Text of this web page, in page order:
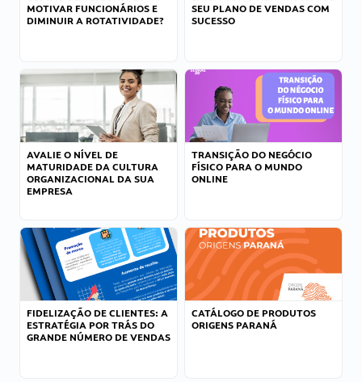
MOTIVAR FUNCIONÁRIOS E
DIMINUIR A ROTATIVIDADE?
SEU PLANO DE VENDAS COM
SUCESSO
AVALIE O NÍVEL DE
MATURIDADE DA CULTURA
ORGANIZACIONAL DA SUA
EMPRESA
TRANSIÇÃO DO NEGÓCIO
FÍSICO PARA O MUNDO
ONLINE
FIDELIZAÇÃO DE CLIENTES: A
ESTRATÉGIA POR TRÁS DO
GRANDE NÚMERO DE VENDAS
CATÁLOGO DE PRODUTOS
ORIGENS PARANÁ